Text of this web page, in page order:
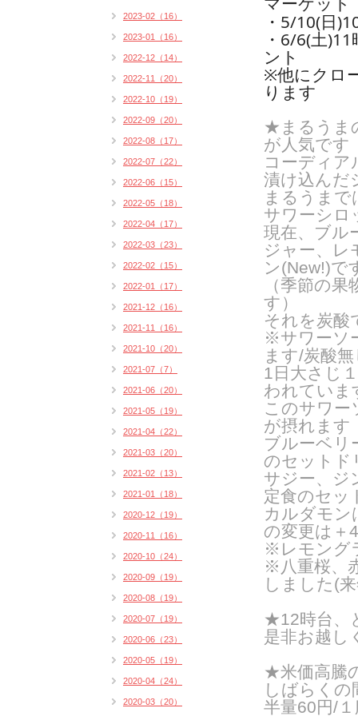
・5/10(日
・6/6(土
ント
※他にクロ
ります
★まるうま
が人気です
コーディア
漬け込んだ
まるうま
サワーシロ
現在、ブル
ジャー、レ
ン(New!)で
（季節の
す）
それを炭酸
※サワーソ
ます/炭酸
1日大さじ
われていま
このサワー
が摂れます
ブルーベリ
のセットド
サジー、ジ
定食のセッ
カルダモン
の変更は＋
※レモング
※八重桜、
しました(
★12時台、
是非お越し
★米価高騰
しばらくの
半量60円/
2023-02（16）
2023-01（16）
2022-12（14）
2022-11（20）
2022-10（19）
2022-09（20）
2022-08（17）
2022-07（22）
2022-06（15）
2022-05（18）
2022-04（17）
2022-03（23）
2022-02（15）
2022-01（17）
2021-12（16）
2021-11（16）
2021-10（20）
2021-07（7）
2021-06（20）
2021-05（19）
2021-04（22）
2021-03（20）
2021-02（13）
2021-01（18）
2020-12（19）
2020-11（16）
2020-10（24）
2020-09（19）
2020-08（19）
2020-07（19）
2020-06（23）
2020-05（19）
2020-04（24）
2020-03（20）